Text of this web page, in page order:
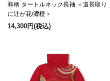
和柄 タートルネック長袖 ＜道長取り
に辻が花/濃橙＞
14,300円(税込)